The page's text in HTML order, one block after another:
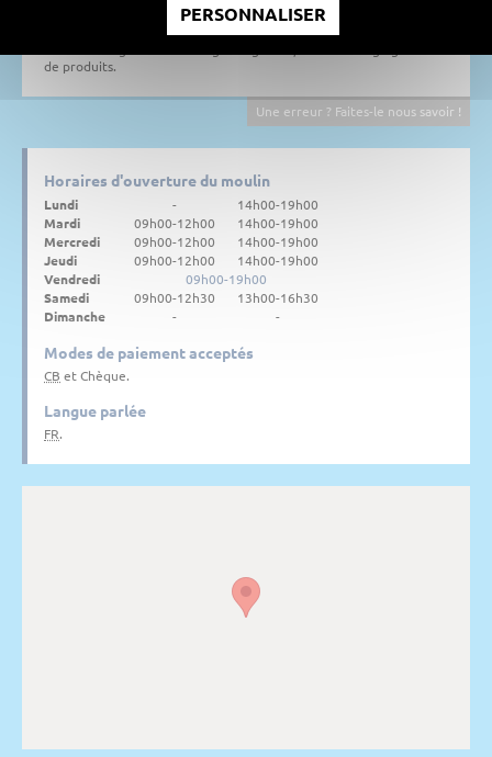
artisanale, l'alimentation animale, qui grâce aux conseils et à la
compétence des personnes a permis à l'entreprise d'atteindre une
de produits.
Une erreur ? Faites-le nous savoir !
Horaires d'ouverture du moulin
Lundi -
14h00-19h00
Mardi
09h00-12h00
14h00-19h00
Mercredi
09h00-12h00
14h00-19h00
Jeudi
09h00-12h00
14h00-19h00
Vendredi
09h00-19h00
Samedi
09h00-12h30
13h00-16h30
Dimanche
- -
Modes de paiement acceptés
CB et Chèque.
Langue parlée
FR.
PERSONNALISER